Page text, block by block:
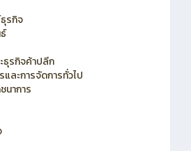
รกิจ
ธุรกิจค้าปลีก
และการจัดการทั่วไป
นาการ